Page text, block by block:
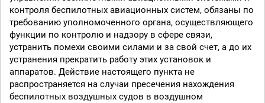
контроля беспилотных авиационных систем, обязаны по
требованию уполномоченного органа, осуществляющего
функции по контролю и надзору в сфере связи,
устранить помехи своими силами и за свой счет, а до их
устранения прекратить работу этих установок и
аппаратов. Действие настоящего пункта не
распространяется на случаи пресечения нахождения
беспилотных воздушных судов в воздушном